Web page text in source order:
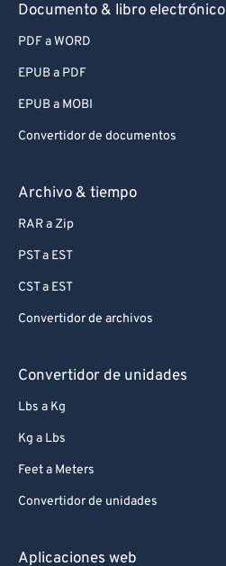
Documento & libro electrónico
PDF a WORD
EPUB a PDF
EPUB a MOBI
Convertidor de documentos
Archivo & tiempo
RAR a Zip
PST a EST
CST a EST
Convertidor de archivos
Convertidor de unidades
Lbs a Kg
Kg a Lbs
Feet a Meters
Convertidor de unidades
Aplicaciones web